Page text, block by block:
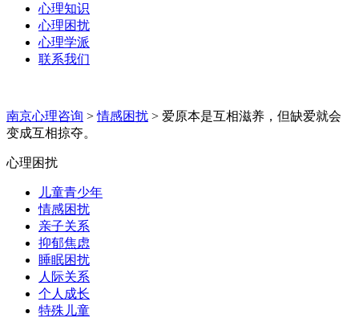
心理知识
心理困扰
心理学派
联系我们
南京心理咨询 > 情感困扰 > 爱原本是互相滋养，但缺爱就会
变成互相掠夺。
心理困扰
儿童青少年
情感困扰
亲子关系
抑郁焦虑
睡眠困扰
人际关系
个人成长
特殊儿童